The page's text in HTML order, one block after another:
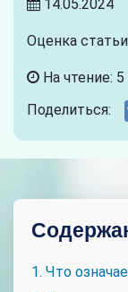
14.05.2024
Оценка
На чтение:
Поделиться:
1. Что